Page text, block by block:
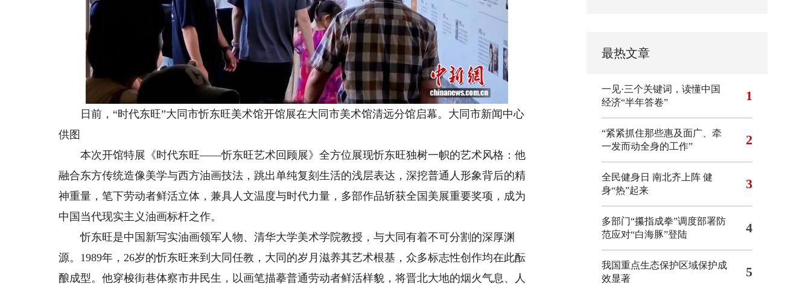
日前，“时代东旺”大同市忻东旺美术馆开馆展在大同市美术馆清远分馆启幕。大同市新闻中心
供图
本次开馆特展《时代东旺——忻东旺艺术回顾展》全方位展现忻东旺独树一帜的艺术风格：他
融合东方传统造像美学与西方油画技法，跳出单纯复刻生活的浅层表达，深挖普通人形象背后的精
神重量，笔下劳动者鲜活立体，兼具人文温度与时代力量，多部作品斩获全国美展重要奖项，成为
中国当代现实主义油画标杆之作。
忻东旺是中国新写实油画领军人物、清华大学美术学院教授，与大同有着不可分割的深厚渊
源。1989年，26岁的忻东旺来到大同任教，大同的岁月滋养其艺术根基，众多标志性创作均在此酝
酿成型。他穿梭街巷体察市井民生，以画笔描摹普通劳动者鲜活样貌，将晋北大地的烟火气息、人
最热文章
一见·三个关键词，读懂中国
经济“半年答卷”
1
“紧紧抓住那些惠及面广、牵
一发而动全身的工作”
2
全民健身日 南北齐上阵 健
身“热”起来
3
多部门“攥指成拳”调度部署防
范应对“白海豚”登陆
4
我国重点生态保护区域保护成
效显著
5